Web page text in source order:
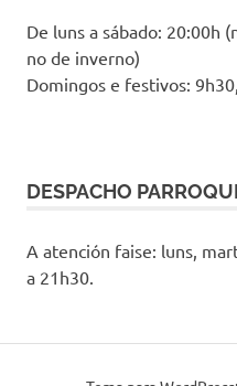
De luns a sábado: 20:00h
no de inverno)
Domingos e festivos:
DESPACHO
A atención faise: luns,
a 21h30.